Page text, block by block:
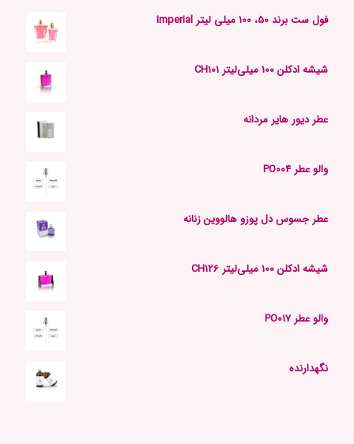
فول ست برند 50، 100 میلی لیتر Imperial
شیشه ادکلن 100 میلی‌لیتر CH101
عطر دیور هایر مردانه
والو عطر PO004
عطر جسوس دل پوزو هالووین زنانه
شیشه ادکلن 100 میلی‌لیتر CH126
والو عطر PO017
نگهدارنده